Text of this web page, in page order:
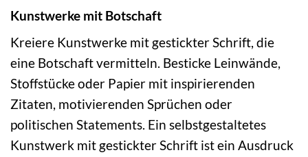
Kunstwerke mit Botschaft
Kreiere Kunstwerke mit gestickter Schrift, die
eine Botschaft vermitteln. Besticke Leinwände,
Stoffstücke oder Papier mit inspirierenden
Zitaten, motivierenden Sprüchen oder
politischen Statements. Ein selbstgestaltetes
Kunstwerk mit gestickter Schrift ist ein Ausdruck